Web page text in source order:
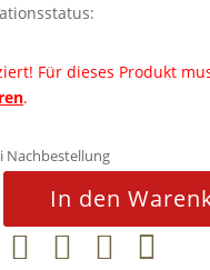
Für dieses Produkt
.
Nachbestellung
In den
   